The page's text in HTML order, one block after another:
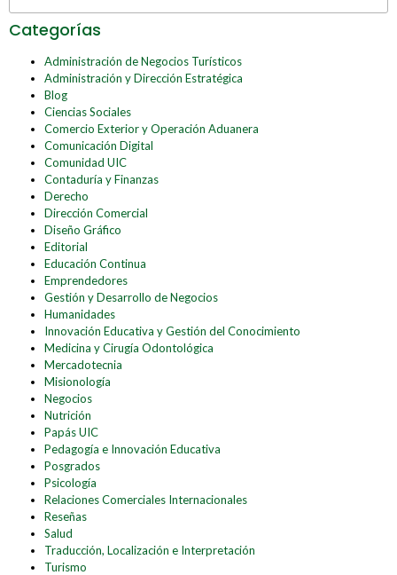
Categorías
Administración de Negocios Turísticos
Administración y Dirección Estratégica
Blog
Ciencias Sociales
Comercio Exterior y Operación Aduanera
Comunicación Digital
Comunidad UIC
Contaduría y Finanzas
Derecho
Dirección Comercial
Diseño Gráfico
Editorial
Educación Continua
Emprendedores
Gestión y Desarrollo de Negocios
Humanidades
Innovación Educativa y Gestión del Conocimiento
Medicina y Cirugía Odontológica
Mercadotecnia
Misionología
Negocios
Nutrición
Papás UIC
Pedagogía e Innovación Educativa
Posgrados
Psicología
Relaciones Comerciales Internacionales
Reseñas
Salud
Traducción, Localización e Interpretación
Turismo